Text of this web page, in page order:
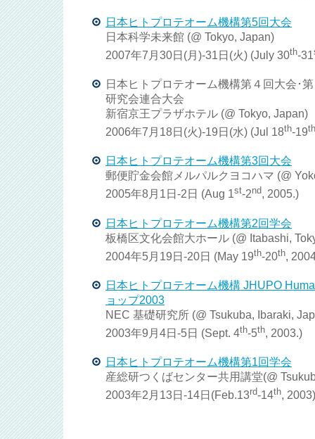
日本ヒトプロテオーム機構第5回大会
日本科学未来館 (@ Tokyo, Japan)
2007年7月30日(月)-31日(火) (July 30th-31
日本ヒトプロテオーム機構第４回大会･
研究会連合大会
新宿京王プラザホテル (@ Tokyo, Japan)
2006年7月18日(火)-19日(水) (Jul 18th-19th
日本ヒトプロテオーム機構第3回大会
郵便貯金会館メルパルクヨコハマ (@
2005年8月1日-2日 (Aug 1st-2nd, 2005.)
日本ヒトプロテオーム機構第2回学会
板橋区文化会館大ホール (@ Itabashi,
2004年5月19日-20日 (May 19th-20th,
日本ヒトプロテオーム機構 JHUPO
ョップ2003
NEC 基礎研究所 (@ Tsukuba, Ibaraki,
2003年9月4日-5日 (Sept. 4th-5th, 2003.)
日本ヒトプロテオーム機構第1回学会
産総研つくばセンター共用講堂(@
2003年2月13日-14日(Feb.13rd-14th, 2003)